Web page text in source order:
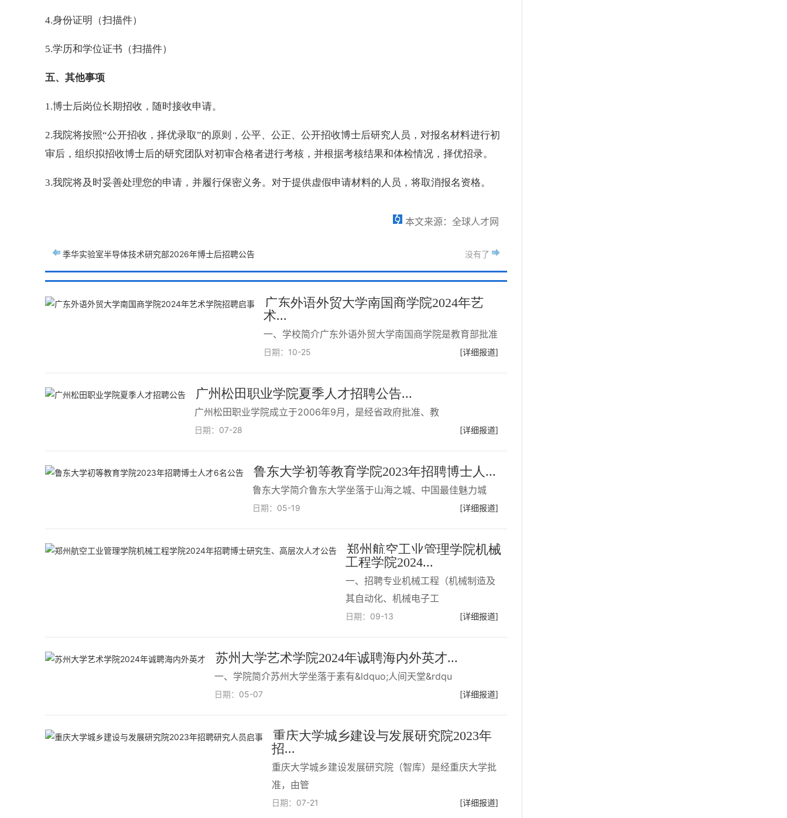
4.身份证明（扫描件）
5.学历和学位证书（扫描件）
五、其他事项
1.博士后岗位长期招收，随时接收申请。
2.我院将按照“公开招收，择优录取”的原则，公平、公正、公开招收博士后研究人员，对报名材料进行初
审后，组织拟招收博士后的研究团队对初审合格者进行考核，并根据考核结果和体检情况，择优招录。
3.我院将及时妥善处理您的申请，并履行保密义务。对于提供虚假申请材料的人员，将取消报名资格。
本文来源：全球人才网
季华实验室半导体技术研究部2026年博士后招聘公告 没有了
广东外语外贸大学南国商学院2024年艺
术...
一、学校简介广东外语外贸大学南国商学院是教育部批准
[详细报道]
日期： 10-25
广州松田职业学院夏季人才招聘公告...
广州松田职业学院成立于2006年9月，是经省政府批准、教
[详细报道]
日期： 07-28
鲁东大学初等教育学院2023年招聘博士人...
鲁东大学简介鲁东大学坐落于山海之城、中国最佳魅力城
[详细报道]
日期： 05-19
郑州航空工业管理学院机械
工程学院2024...
一、招聘专业机械工程（机械制造及
其自动化、机械电子工
[详细报道]
日期： 09-13
苏州大学艺术学院2024年诚聘海内外英才...
⼀、学院简介苏州大学坐落于素有&ldquo;人间天堂&rdqu
[详细报道]
日期： 05-07
重庆大学城乡建设与发展研究院2023年
招...
重庆大学城乡建设发展研究院（智库）是经重庆大学批
准，由管
[详细报道]
日期： 07-21